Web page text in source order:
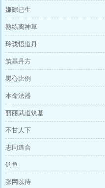
嫌隙已生
熟练离神草
玲珑悟道丹
筑基丹方
黑心比例
本命法器
丽丽武道筑基
不甘人下
志同道合
钓鱼
张网以待